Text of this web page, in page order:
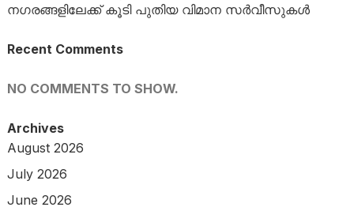
നഗരങ്ങളിലേക്ക് കൂടി പുതിയ വിമാന സർവീസുകൾ
Recent Comments
NO COMMENTS TO SHOW.
Archives
August 2026
July 2026
June 2026